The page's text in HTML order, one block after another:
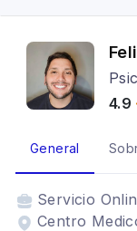
4.9
General
Servicio
Centro